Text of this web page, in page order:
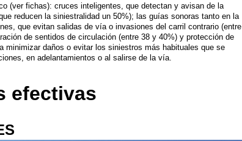
(ver fichas): cruces inteligentes, que detectan y avisan de la
reducen la siniestralidad un 50%); las guías sonoras tanto en la
que evitan salidas de vía o invasiones del carril contrario (entre
de sentidos de circulación (entre 38 y 40%) y protección de
minimizar daños o evitar los siniestros más habituales que se
en adelantamientos o al salirse de la vía.
efectivas